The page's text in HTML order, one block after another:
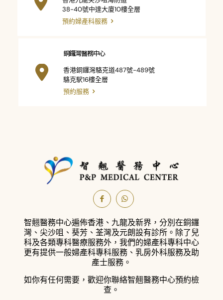
38-40號中達大廈10樓全層
預約婦產科服務
銅鑼灣醫務中心
香港銅鑼灣駱克道487號-489號
駱克駅16樓全層
預約服務
智翹醫務中心遍佈香港、九龍及新界，分別在銅鑼
灣、尖沙咀、葵芳、荃灣及元朗設有診所。 除了兒
科及各類專科醫療服務外，我們的婦產科專科中心
更有提供一般婦產科專科服務、乳房外科服務及助
產士服務。
如你有任何需要，歡迎你聯絡智翹醫務中心預約檢
查。